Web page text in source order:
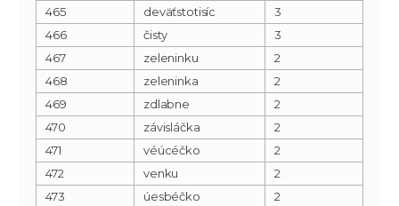
465 deväťstotisíc
3
466
čisty
3
467
zeleninku
2
468
zeleninka
2
469
zdlabne
2
470
závisláčka
2
471
véúcéčko
2
472
venku
2
473
úesbéčko
2